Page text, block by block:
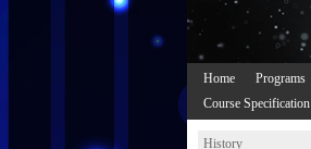
Home Programs
Course Specification
History